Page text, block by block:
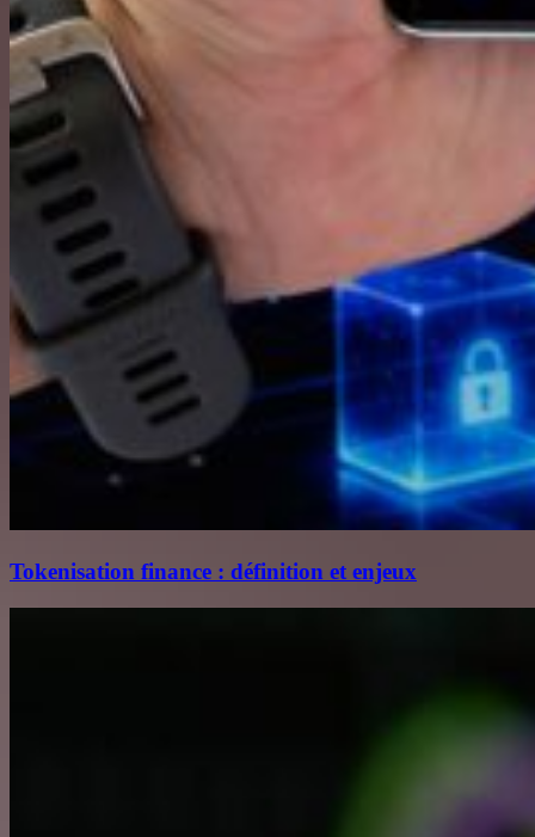
Tokenisation finance : définition et enjeux